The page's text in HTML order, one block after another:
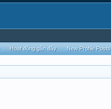
Hoạt động gần đây New Profile Posts